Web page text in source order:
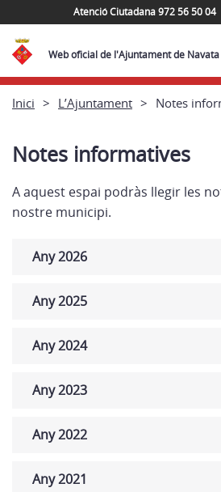
Atenció Ciutadana 972 56 50 04
Web oficial de l'Ajuntament de Navata
Inici L’Ajuntament Notes
Notes informatives
A aquest espai podràs llegir les
nostre municipi.
Any 2026
Any 2025
Any 2024
Any 2023
Any 2022
Any 2021